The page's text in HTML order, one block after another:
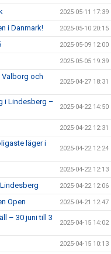
2025-05-11 17:39
i Danmark! 2025-05-10 20:15
2025-05-09 12:00
2025-05-05 19:39
och
2025-04-27 18:31
i Lindesberg –
2025-04-22 14:50
2025-04-22 12:31
läger i
2025-04-22 12:24
2025-04-22 12:13
2025-04-22 12:06
Open 2025-04-21 12:47
– 30 juni till 3
2025-04-15 14:02
2025-04-15 10:13